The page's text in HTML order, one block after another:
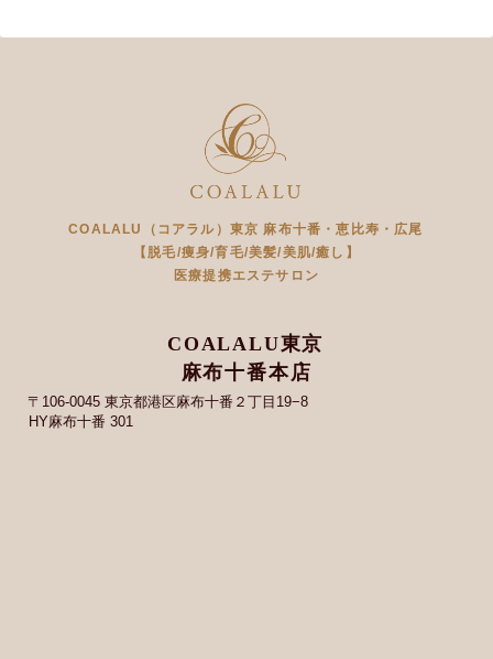
COALALU（コアラル）東京 麻布十番・恵比寿・広尾
【脱毛/痩身/育毛/美髪/美肌/癒し】
医療提携エステサロン
COALALU東京
麻布十番本店
〒106-0045 東京都港区麻布十番２丁目19−8
HY麻布十番 301